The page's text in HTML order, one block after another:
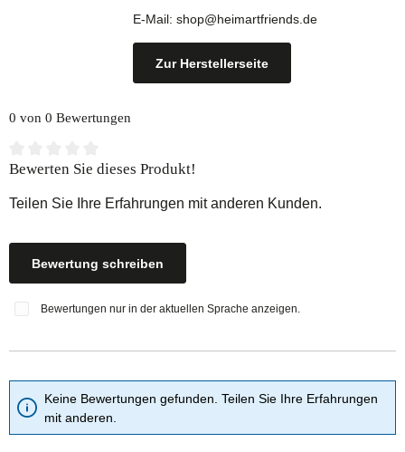
E-Mail: shop@heimartfriends.de
Zur Herstellerseite
0 von 0 Bewertungen
Durchschnittliche Bewertung von 0 von 5 Sternen
Bewerten Sie dieses Produkt!
Teilen Sie Ihre Erfahrungen mit anderen Kunden.
Bewertung schreiben
Bewertungen nur in der aktuellen Sprache anzeigen.
Keine Bewertungen gefunden. Teilen Sie Ihre Erfahrungen
mit anderen.